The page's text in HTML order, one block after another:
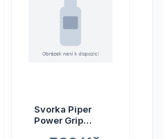
Svorka Piper
Power Grip